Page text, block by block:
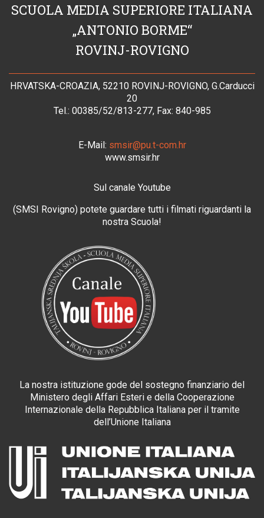
SCUOLA MEDIA SUPERIORE ITALIANA
„ANTONIO BORME“
ROVINJ-ROVIGNO
HRVATSKA-CROAZIA, 52210 ROVINJ-ROVIGNO, G.Carducci
20
Tel.: 00385/52/813-277, Fax: 840-985
E-Mail: smsir@pu.t-com.hr
www.smsir.hr
Sul canale Youtube
(SMSI Rovigno) potete guardare tutti i filmati riguardanti la
nostra Scuola!
La nostra istituzione gode del sostegno finanziario del
Ministero degli Affari Esteri e della Cooperazione
Internazionale della Repubblica Italiana per il tramite
dell’Unione Italiana